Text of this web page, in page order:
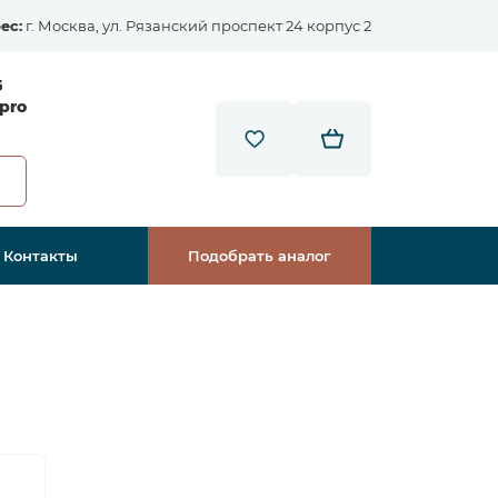
г. Москва, ул. Рязанский проспект 24 корпус 2
Контакты Подобрать аналог